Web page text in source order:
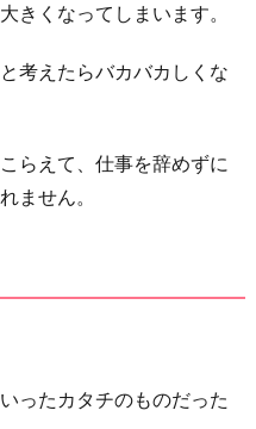
きくなってしまいます。
考えたらバカバカしくな
らえて、仕事を辞めずに
ません。
ったカタチのものだった